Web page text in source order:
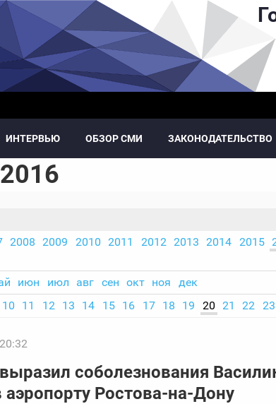
ИНТЕРВЬЮ ОБЗОР СМИ ЗАКОНОДАТЕЛЬСТВО
2008 2009 2010 2011 2012 2013 2014 2015
июн июл авг сен окт ноя
дек
10 11 12 13 14 15 16 17 18 19 20 21 22 23
соболезнования
Ростова-на-Дону